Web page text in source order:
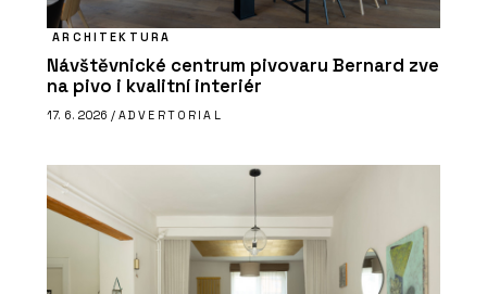
ARCHITEKTURA
Návštěvnické centrum pivovaru Bernard zve
na pivo i kvalitní interiér
17. 6. 2026 / ADVERTORIAL